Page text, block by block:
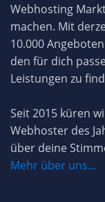
Webhosting
machen. Mit
10.000
den für dich
Leistungen zu
Seit 2015 küren
Webhoster des
über deine
Mehr über uns...